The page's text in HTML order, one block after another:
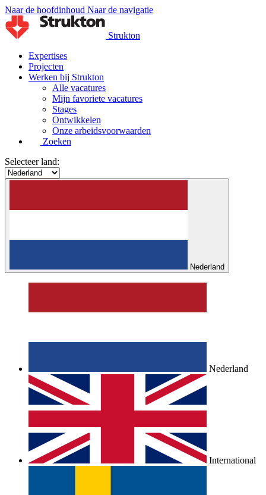
Naar de hoofdinhoud Naar de navigatie
Strukton
Expertises
Projecten
Werken bij Strukton
Alle vacatures
Mijn favoriete vacatures
Stages
Ontwikkelen
Onze arbeidsvoorwaarden
Zoeken
Selecteer land:
Nederland
Nederland
International